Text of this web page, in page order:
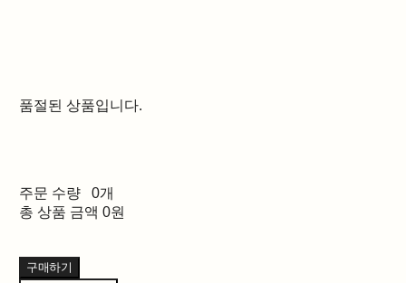
품절된 상품입니다.
주문 수량
0개
총 상품 금액 0원
구매하기